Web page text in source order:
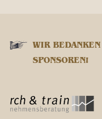
WIR
SPONSOREN!